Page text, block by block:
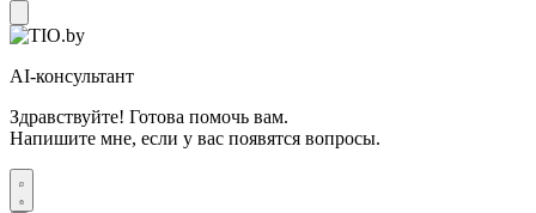
AI-консультант
Здравствуйте! Готова помочь вам.
Напишите мне, если у вас появятся вопросы.